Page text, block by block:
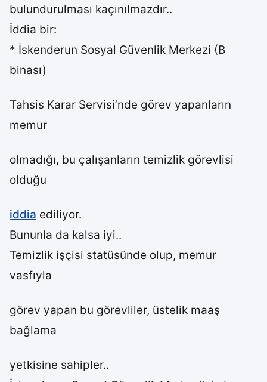
bulundurulması kaçınılmazdır..
İddia bir:
* İskenderun Sosyal Güvenlik Merkezi (B
binası)
Tahsis Karar Servisi’nde görev yapanların
memur
olmadığı, bu çalışanların temizlik görevlisi
olduğu
iddia ediliyor.
Bununla da kalsa iyi..
Temizlik işçisi statüsünde olup, memur
vasfıyla
görev yapan bu görevliler, üstelik maaş
bağlama
yetkisine sahipler..